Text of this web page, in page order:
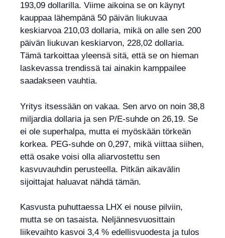
193,09 dollarilla. Viime aikoina se on käynyt
kauppaa lähempänä 50 päivän liukuvaa
keskiarvoa 210,03 dollaria, mikä on alle sen 200
päivän liukuvan keskiarvon, 228,02 dollaria.
Tämä tarkoittaa yleensä sitä, että se on hieman
laskevassa trendissä tai ainakin kamppailee
saadakseen vauhtia.
Yritys itsessään on vakaa. Sen arvo on noin 38,8
miljardia dollaria ja sen P/E-suhde on 26,19. Se
ei ole superhalpa, mutta ei myöskään törkeän
korkea. PEG-suhde on 0,297, mikä viittaa siihen,
että osake voisi olla aliarvostettu sen
kasvuvauhdin perusteella. Pitkän aikavälin
sijoittajat haluavat nähdä tämän.
Kasvusta puhuttaessa LHX ei nouse pilviin,
mutta se on tasaista. Neljännesvuosittain
liikevaihto kasvoi 3,4 % edellisvuodesta ja tulos